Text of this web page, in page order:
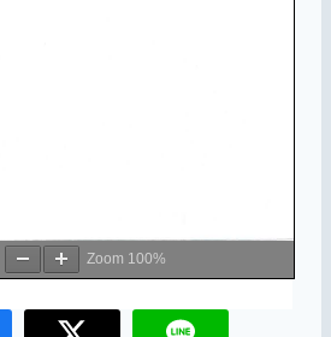
Zoom 100%